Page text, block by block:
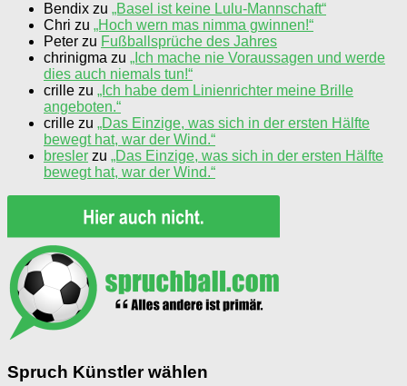
Bendix zu „Basel ist keine Lulu-Mannschaft“
Chri zu „Hoch wern mas nimma gwinnen!“
Peter zu Fußballsprüche des Jahres
chrinigma zu „Ich mache nie Voraussagen und werde
dies auch niemals tun!“
crille zu „Ich habe dem Linienrichter meine Brille
angeboten.“
crille zu „Das Einzige, was sich in der ersten Hälfte
bewegt hat, war der Wind.“
bresler zu „Das Einzige, was sich in der ersten Hälfte
bewegt hat, war der Wind.“
Spruch Künstler wählen